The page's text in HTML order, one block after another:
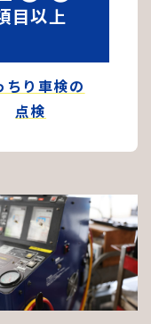
目以上
ちり車検の
点検